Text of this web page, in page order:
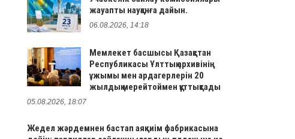
жауапты науқанға дайын.
06.08.2026, 14:18
Мемлекет басшысы Қазақстан
Республикасы Ұлттық архивінің
ұжымы мен ардагерлерін 20
жылдық мерейтоймен құттықтады
05.08.2026, 18:07
Жедел жәрдемнен бастап аяқкиім фабрикасына